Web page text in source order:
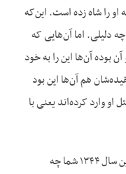
را شاه زده است. این‌که
دلیلی. اما آن‌هایی که
بوده آن‌ها این را به خود
هم آن‌ها این بود
او وارد کرده‌اند یعنی با
س- راجع به جریان سوءقصد به شاه در فروردین سال ۱۳۴۴ شما چه